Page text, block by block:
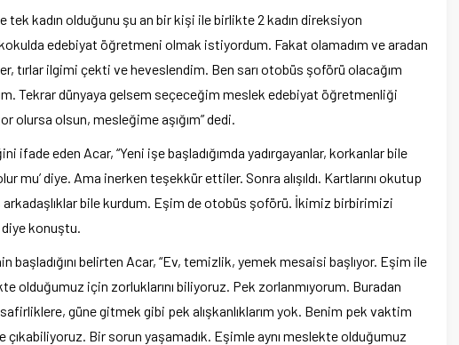
tek kadın olduğunu şu an bir kişi ile birlikte 2 kadın direksiyon
edebiyat öğretmeni olmak istiyordum. Fakat olamadım ve aradan
tırlar ilgimi çekti ve heveslendim. Ben sarı otobüs şoförü olacağım
Tekrar dünyaya gelsem seçeceğim meslek edebiyat öğretmenliği
olursa olsun, mesleğime aşığım” dedi.
ifade eden Acar, “Yeni işe başladığımda yadırgayanlar, korkanlar bile
mu’ diye. Ama inerken teşekkür ettiler. Sonra alışıldı. Kartlarını okutup
bile kurdum. Eşim de otobüs şoförü. İkimiz birbirimizi
diye konuştu.
belirten Acar, “Ev, temizlik, yemek mesaisi başlıyor. Eşim ile
olduğumuz için zorluklarını biliyoruz. Pek zorlanmıyorum. Buradan
güne gitmek gibi pek alışkanlıklarım yok. Benim pek vaktim
çıkabiliyoruz. Bir sorun yaşamadık. Eşimle aynı meslekte olduğumuz